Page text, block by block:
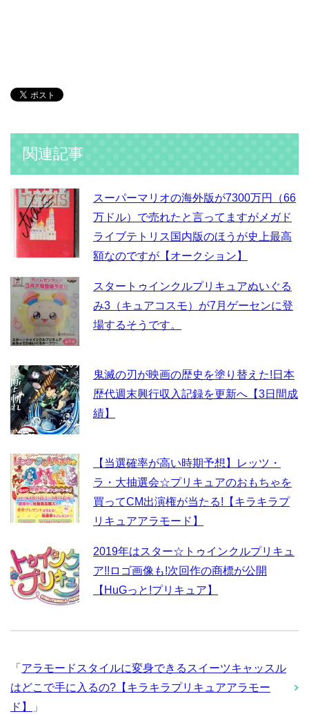
関連記事
スーパーマリオの海外版が7300万円（66
万ドル）で売れたと言ってますがメガド
ライブテトリス国内版のほうが史上最高
額なのですが【オークション】
スタートゥインクルプリキュアぬいぐる
み3（キュアコスモ）が7月ゲーセンに登
場するそうです。
鬼滅の刃が映画の歴史を塗り替えた!日本
歴代週末興行収入記録を更新へ【3日間成
績】
【当選確率が高い時期予想】レッツ・
ラ・大抽選会☆プリキュアのおもちゃを
買ってCM出演権が当たる!【キラキラプ
リキュアアラモード】
2019年はスター☆トゥインクルプリキュ
ア!!ロゴ画像も!次回作の商標が公開
【HuGっと!プリキュア】
「 アラモードスタイルに変身できるスイーツキャッスル
はどこで手に入るの?【キラキラプリキュアアラモー
ド】
」